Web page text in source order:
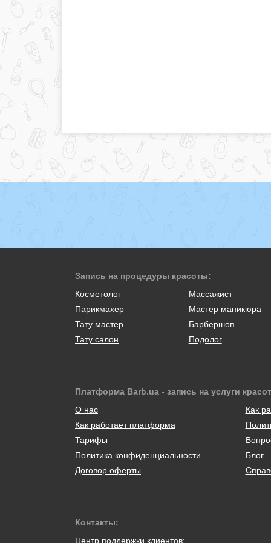
Запись на процедуры красоты:
Косметолог
Массажист
Парикмахер
Мастер маникюра
Тату мастер
Барбершоп
Тату салон
Подолог
Платформа Barb.ua - запись на услуги
О нас
Как работает платформа
Тарифы
Политика конфиденциальности
Договор оферты
Как
Блог
Контакты:
Центр поддержки клиентов: